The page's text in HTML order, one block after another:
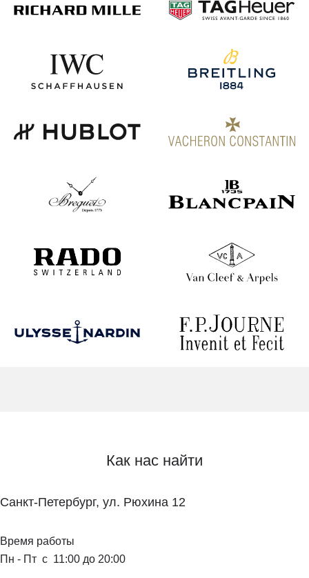
Как нас найти
Санкт-Петербург, ул. Рюхина 12
Время работы
Пн - Пт с 11:00 до 20:00